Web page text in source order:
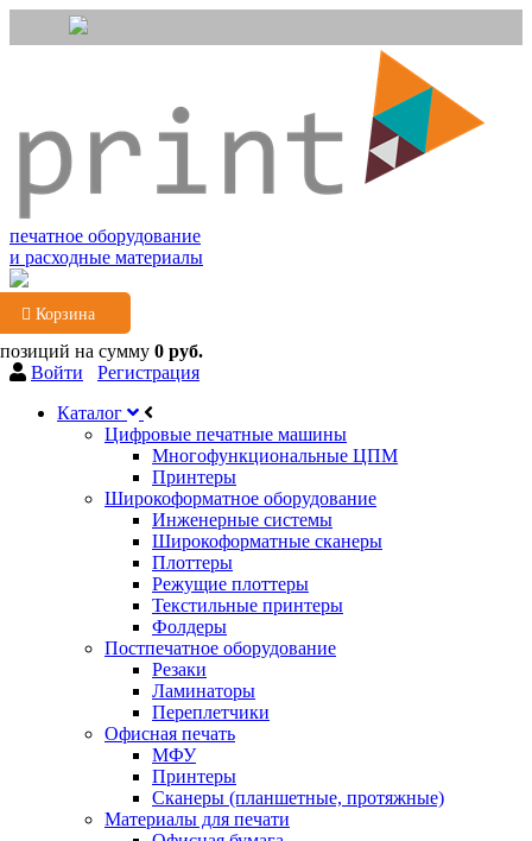
печатное оборудование
и расходные материалы
Корзина
на сумму 0 руб.
Войти
Регистрация
Каталог
Цифровые печатные машины
Многофункциональные ЦПМ
Принтеры
Широкоформатное оборудование
Инженерные системы
Широкоформатные сканеры
Плоттеры
Режущие плоттеры
Текстильные принтеры
Фолдеры
Постпечатное оборудование
Резаки
Ламинаторы
Переплетчики
Офисная печать
МФУ
Принтеры
Сканеры (планшетные, протяжные)
Материалы для печати